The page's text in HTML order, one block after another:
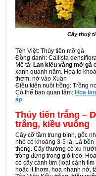
Cây thuỷ
Tên Việt: Thủy tiên mỡ gà
Đồng danh: Callista densiflora
Mô tả: Lan kiều vàng mỡ gà
xanh quanh năm. Hoa to
thơm, nở vào Xuân
Điều kiện nuôi trồng: Trồng
Có thể bạn quan tâm: Hoa
áp
Thủy tiên trắng –
trắng, kiều vuông
Cây cỡ tầm trung bình, gốc
nhỏ có khoảng 3-5 lá. Lá
thòng. Cây thường có xu
trồng đứng trong giỏ treo.
có cây cánh tím (loại cánh
hoặc ít thơm, hoa nhanh nở,